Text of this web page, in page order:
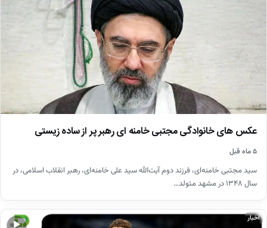
عکس های خانوادگی مجتبی خامنه ای رهبر پر از ساده زیستی
۵ ماه قبل
سید مجتبی خامنه‌ای، فرزند دوم آیت‌الله سید علی خامنه‌ای، رهبر انقلاب اسلامی، در
سال ۱۳۴۸ در مشهد متولد…
اخبار